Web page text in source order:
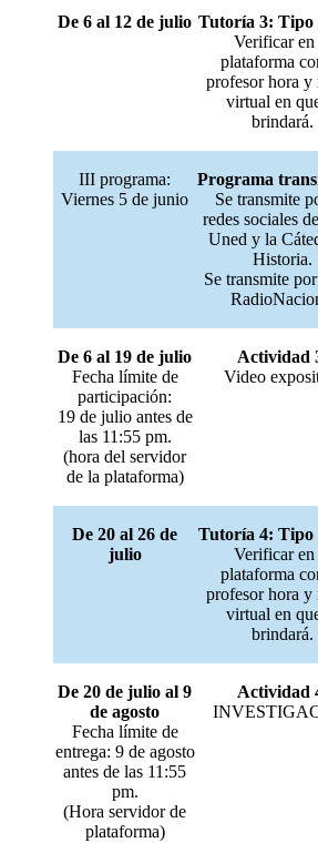
De 6 al 12 de julio Tutoría 3:
Verificar en
plataforma
profesor hora y
virtual en
brindará.
III programa:
Viernes 5 de junio
Programa
Se transmite
redes sociales
Uned y la
Historia.
Se transmite
De 6 al 19 de julio
Fecha límite de
participación:
19 de julio antes de
las 11:55 pm.
(hora del servidor
de la plataforma)
Actividad
Video
De 20 al 26 de
julio
Tutoría 4:
Verificar en
plataforma
profesor hora y
virtual en
brindará.
De 20 de julio al 9
de agosto
Fecha límite de
entrega: 9 de agosto
antes de las 11:55
pm.
(Hora servidor de
plataforma)
Actividad